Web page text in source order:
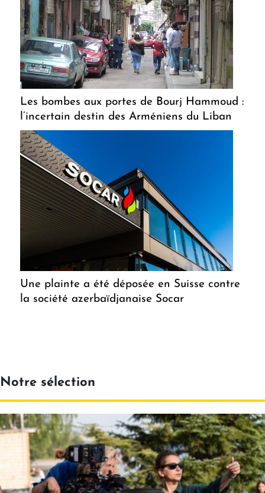
Les bombes aux portes de Bourj Hammoud :
l’incertain destin des Arméniens du Liban
Une plainte a été déposée en Suisse contre
la société azerbaïdjanaise Socar
Notre sélection